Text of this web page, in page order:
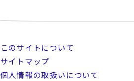
このサイトについて
サイトマップ
個人情報の取扱いについて